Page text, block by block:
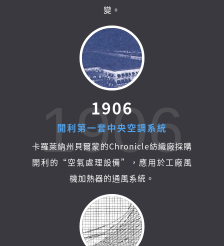
變。
1906
1906
開利第一套中央空調系統
卡羅萊納州貝爾蒙的Chronicle紡織廠採購
開利的“空氣處理設備”，應用於工廠風
機加熱器的通風系統。